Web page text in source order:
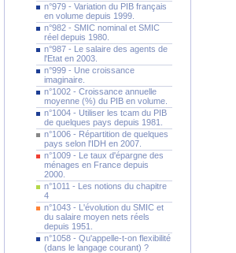
n°979 - Variation du PIB français
en volume depuis 1999.
n°982 - SMIC nominal et SMIC
réel depuis 1980.
n°987 - Le salaire des agents de
l'Etat en 2003.
n°999 - Une croissance
imaginaire.
n°1002 - Croissance annuelle
moyenne (%) du PIB en volume.
n°1004 - Utiliser les tcam du PIB
de quelques pays depuis 1981.
n°1006 - Répartition de quelques
pays selon l'IDH en 2007.
n°1009 - Le taux d'épargne des
ménages en France depuis
2000.
n°1011 - Les notions du chapitre
4
n°1043 - L'évolution du SMIC et
du salaire moyen nets réels
depuis 1951.
n°1058 - Qu'appelle-t-on flexibilité
(dans le langage courant) ?